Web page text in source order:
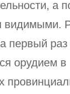
а
первый
орудием в